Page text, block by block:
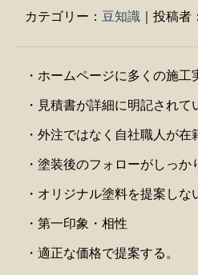
カテゴリー： 豆知識 ｜投稿
・ホームページに多くの施工
・見積書が詳細に明記されて
・外注ではなく自社職人が在
・塗装後のフォローがしっか
・オリジナル塗料を提案しな
・第一印象・相性
・適正な価格で提案する。